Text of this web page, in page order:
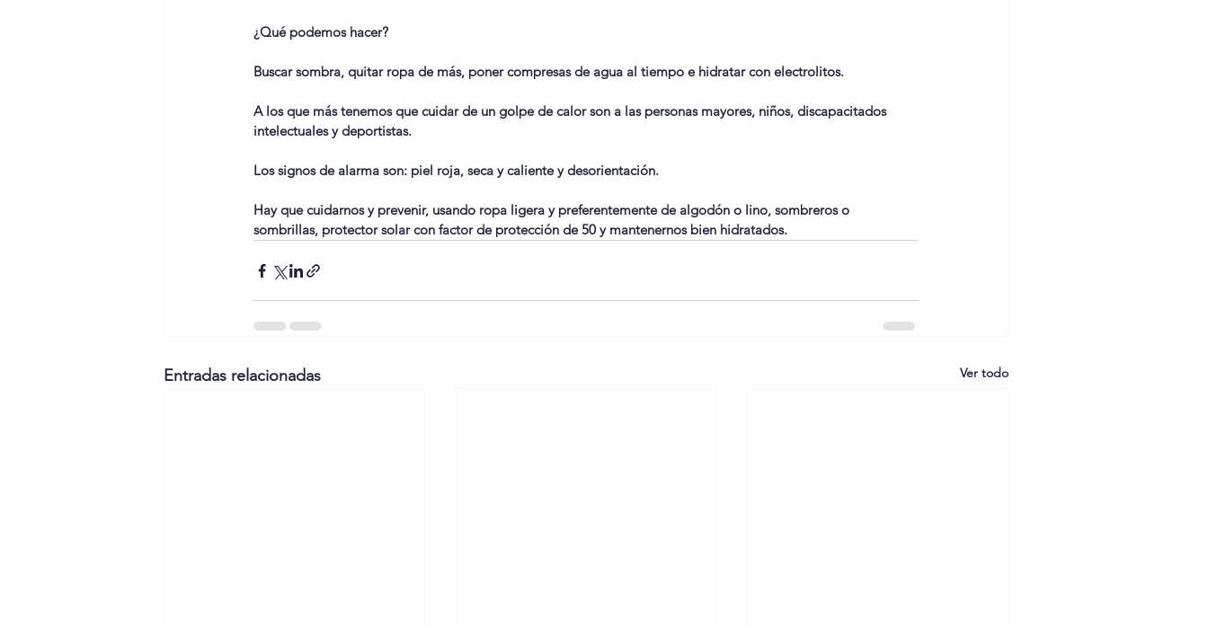
¿Qué podemos hacer?
Buscar sombra, quitar ropa de más, poner compresas de agua al tiempo e hidratar con electrolitos.
A los que más tenemos que cuidar de un golpe de calor son a las personas mayores, niños, discapacitados
intelectuales y deportistas.
Los signos de alarma son: piel roja, seca y caliente y desorientación.
Hay que cuidarnos y prevenir, usando ropa ligera y preferentemente de algodón o lino, sombreros o
sombrillas, protector solar con factor de protección de 50 y mantenernos bien hidratados.
Entradas relacionadas Ver todo